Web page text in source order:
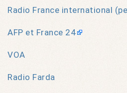
Radio France international
AFP et France 24
VOA
Radio Farda